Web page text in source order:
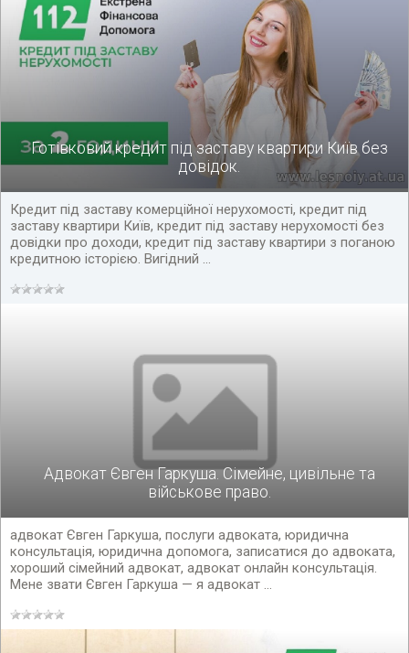
Готівковий кредит під заставу квартири Київ без
довідок.
Кредит під заставу комерційної нерухомості, кредит під
заставу квартири Київ, кредит під заставу нерухомості без
довідки про доходи, кредит під заставу квартири з поганою
кредитною історією. Вигідний ...
Адвокат Євген Гаркуша. Сімейне, цивільне та
військове право.
адвокат Євген Гаркуша, послуги адвоката, юридична
консультація, юридична допомога, записатися до адвоката,
хороший сімейний адвокат, адвокат онлайн консультація.
Мене звати Євген Гаркуша — я адвокат ...